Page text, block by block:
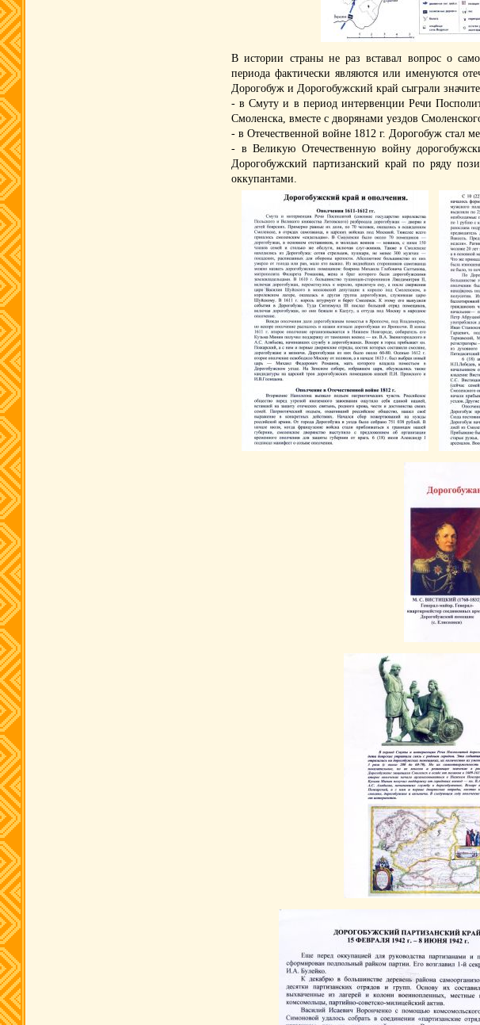
В истории страны не раз вставал вопрос о
периода фактически являются или именуются
Дорогобуж и Дорогобужский край сыграли
- в Смуту и в период интервенции Речи
Смоленска, вместе с дворянами уездов
- в Отечественной войне 1812 г. Дорогобуж стал
- в Великую Отечественную войну
Дорогобужский партизанский край по ряду
оккупантами.